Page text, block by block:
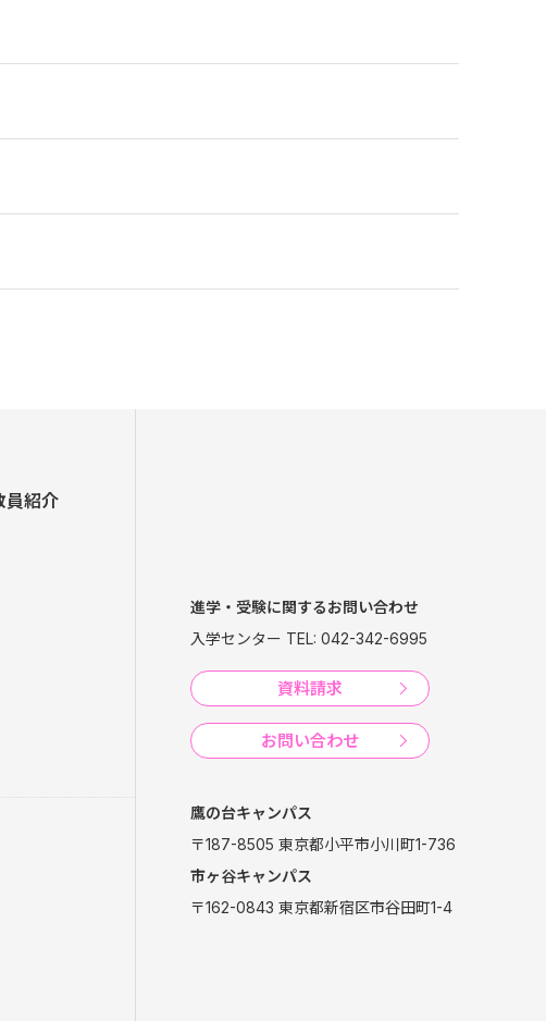
員紹介
進学・受験に関するお問い合わせ
入学センター TEL: 042-342-6995
資料請求
お問い合わせ
鷹の台キャンパス
〒187-8505 東京都小平市小川町1-736
市ヶ谷キャンパス
〒162-0843 東京都新宿区市谷田町1-4